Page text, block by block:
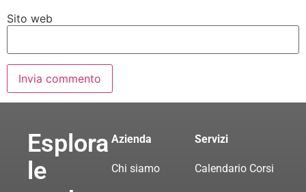
Sito web
Esplora
le
Azienda
Chi siamo
Servizi
Calendario Corsi